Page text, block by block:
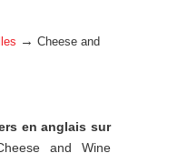
→ Cheese and
en anglais sur
and Wine